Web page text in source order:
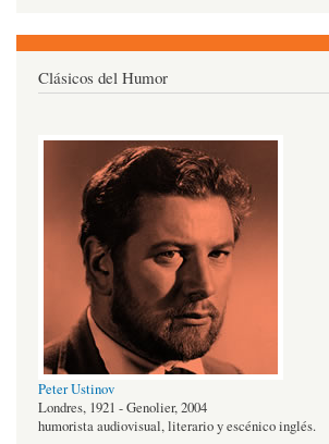
Clásicos del Humor
Peter Ustinov
Londres, 1921 - Genolier, 2004
humorista audiovisual, literario y escénico inglés.